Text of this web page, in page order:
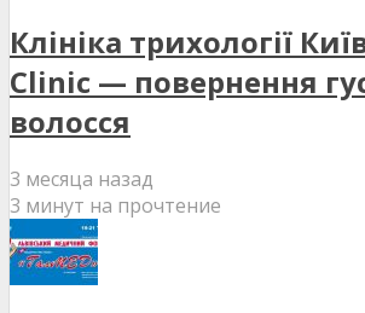
Клініка трихології
Clinic — повернення
волосся
3 месяца назад
3 минут на прочтение